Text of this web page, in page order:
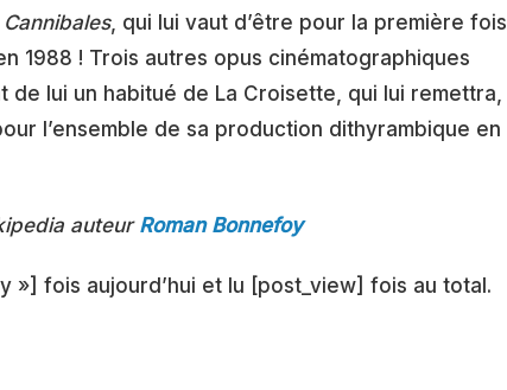
, qui lui vaut d’être pour la première fois
1988 ! Trois autres opus cinématographiques
lui un habitué de La Croisette, qui lui remettra,
l’ensemble de sa production dithyrambique en
auteur Roman Bonnefoy
»] fois aujourd’hui et lu [post_view] fois au total.